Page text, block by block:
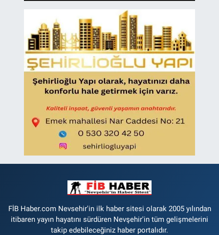
FİB Haber.com Nevsehir'in ilk haber sitesi olarak 2005 yılından
itibaren yayın hayatını sürdüren Nevşehir'in tüm gelişmelerini
takip edebileceğiniz haber portalıdır.